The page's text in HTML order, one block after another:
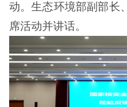
动。生态环境部副部长
席活动并讲话。